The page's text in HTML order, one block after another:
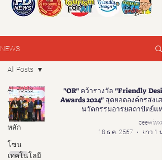
NEWS
All Posts
โซนผู้
สนับสนุน
หลัก
โซน
เทคโนโลยี
All Posts
"OR" คว้ารางวัล "Friendly
Awards 2024" สุดยอดองค์กรส่งเส
นวัตกรรมอารยสถาปัตย์แห่
18 ธ.ค. 2567
ยาว 1